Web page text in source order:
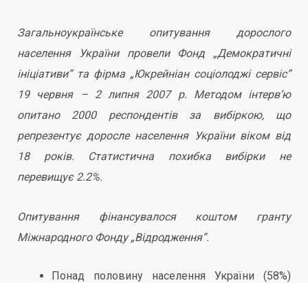
Загальноукраїнське опитування дорослого
населення України провели Фонд „Демократичні
ініціативи” та фірма „Юкрейніан соціолоджі сервіс”
19 червня – 2 липня 2007 р. Методом інтерв’ю
опитано 2000 респондентів за вибіркою, що
репрезентує доросле населення України віком від
18 років. Статистична похибка вибірки не
перевищує2.2%.
Опитування фінансувалося коштом гранту
Міжнародного Фонду „Відродження”.
Понад половину населення України (58%)